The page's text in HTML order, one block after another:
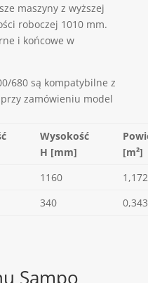
maszyny z wyższej
roboczej 1010 mm.
i końcowe w
680 są kompatybilne z
zamówieniu model
Wysokość
H [mm]
[m²]
1160
1,172
340 0,343
Sampo